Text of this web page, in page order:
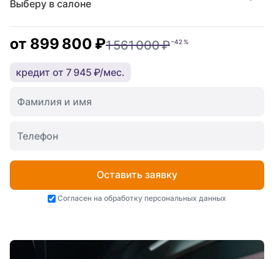
Выберу в салоне
от 899 800 ₽1 561 000 ₽–42 %
кредит от 7 945 ₽/мес.
Оставить заявку
Согласен на обработку персональных данных